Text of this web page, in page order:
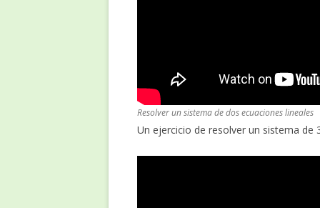
Resolver un sistema de dos ecuaciones lineales
Un ejercicio de resolver un sistema de